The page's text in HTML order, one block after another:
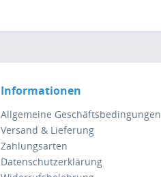
Informationen
Allgemeine Geschäftsbedingungen
Versand & Lieferung
Zahlungsarten
Datenschutzerklärung